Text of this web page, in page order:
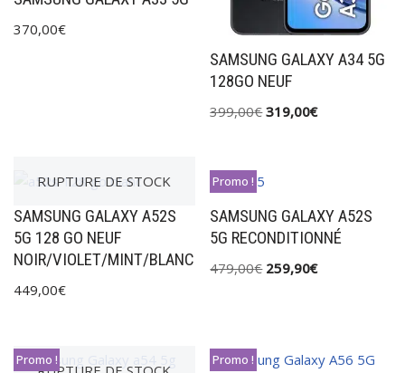
370,00€
SAMSUNG GALAXY A34 5G
128GO NEUF
399,00€ 319,00€
RUPTURE DE STOCK
SAMSUNG GALAXY A52S
5G 128 GO NEUF
NOIR/VIOLET/MINT/BLANC
449,00€
Promo !
SAMSUNG GALAXY A52S
5G RECONDITIONNÉ
479,00€ 259,90€
Promo ! Promo !